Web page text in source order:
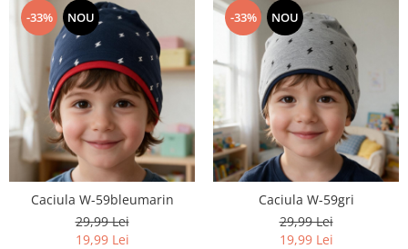
-33% NOU
Caciula W-59bleumarin
29,99 Lei
19,99 Lei
-33% NOU
Caciula W-59gri
29,99 Lei
19,99 Lei